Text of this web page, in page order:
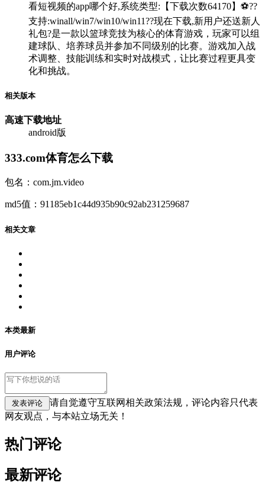
看短视频的app哪个好,系统类型:【下载次数64170】⚽??
支持:winall/win7/win10/win11??现在下载,新用户还送新人
礼包?是一款以篮球竞技为核心的体育游戏，玩家可以组
建球队、培养球员并参加不同级别的比赛。游戏加入战
术调整、技能训练和实时对战模式，让比赛过程更具变
化和挑战。
相关版本
高速下载地址
android版
333.com体育怎么下载
包名：com.jm.video
md5值：91185eb1c44d935b90c92ab231259687
相关文章
本类最新
用户评论
请自觉遵守互联网相关政策法规，评论内容只代表
网友观点，与本站立场无关！
热门评论
最新评论